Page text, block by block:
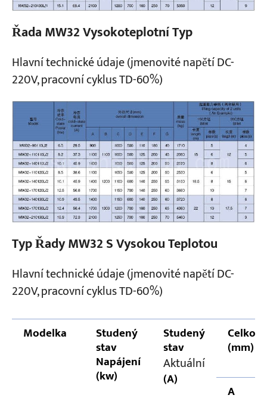
Řada MW32 Vysokoteplotní Typ
Hlavní technické údaje (jmenovité napětí DC-
220V, pracovní cyklus TD-60%)
Typ Řady MW32 S Vysokou Teplotou
Hlavní technické údaje (jmenovité napětí DC-
220V, pracovní cyklus TD-60%)
Modelka Studený
stav
Napájení
(kw)
Studený
stav
Aktuální
(A)
(mm)
A